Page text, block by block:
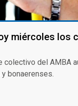
miércoles los
del AMBA
bonaerenses.